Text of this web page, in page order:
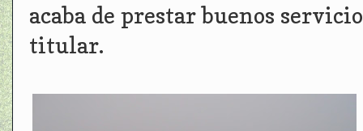
acaba de prestar buenos
titular.